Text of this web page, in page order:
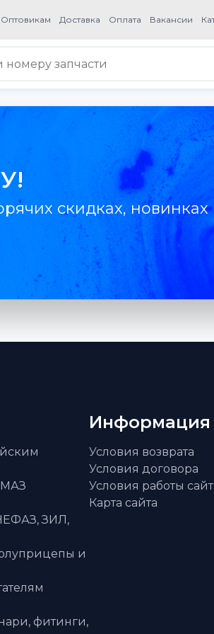
Оптовикам Доставка Оплата Вакансии
скидках, новинках
ЗИЛ,
и
фитинги,
Информация
Условия возврата
Условия договора
Условия работы
Карта сайта